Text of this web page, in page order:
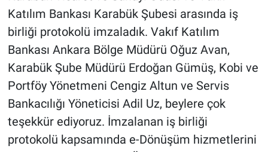
Katılım Bankası Karabük Şubesi arasında iş
birliği protokolü imzaladık. Vakıf Katılım
Bankası Ankara Bölge Müdürü Oğuz Avan,
Karabük Şube Müdürü Erdoğan Gümüş, Kobi ve
Portföy Yönetmeni Cengiz Altun ve Servis
Bankacılığı Yöneticisi Adil Uz, beylere çok
teşekkür ediyoruz. İmzalanan iş birliği
protokolü kapsamında e-Dönüşüm hizmetlerini